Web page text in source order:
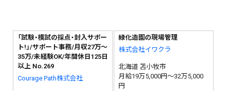
「試験・模試の採点・封入サポー
ト!」/サポート事務/月収27万～
35万/未経験OK/年間休日125日
以上 No.269
Courage Path株式会社
緑化造園の現場管理
株式会社イワクラ
北海道 苫小牧市
月給19万5,000円～32万5,000
円